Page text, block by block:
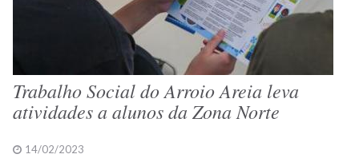
Trabalho Social do Arroio Areia leva
atividades a alunos da Zona Norte
14/02/2023